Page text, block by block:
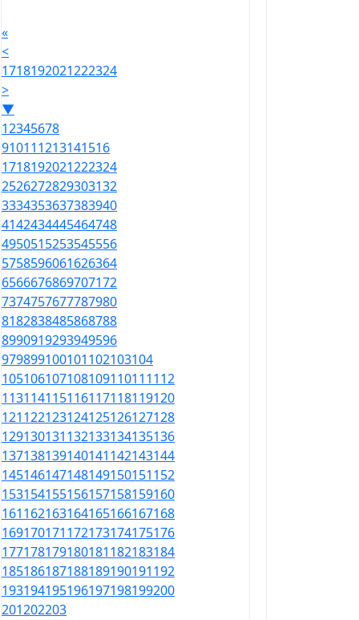
«
<
1718192021222324
>
▼
12345678
910111213141516
1718192021222324
2526272829303132
3334353637383940
4142434445464748
4950515253545556
5758596061626364
6566676869707172
7374757677787980
8182838485868788
8990919293949596
979899100101102103104
105106107108109110111112
113114115116117118119120
121122123124125126127128
129130131132133134135136
137138139140141142143144
145146147148149150151152
153154155156157158159160
161162163164165166167168
169170171172173174175176
177178179180181182183184
185186187188189190191192
193194195196197198199200
201202203